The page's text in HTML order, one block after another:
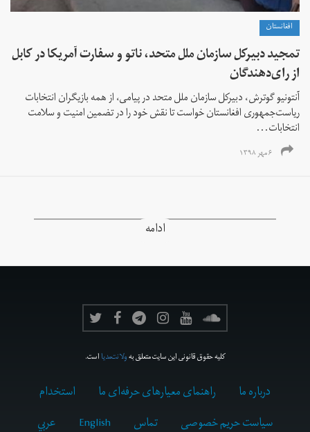
افغانستان
تمجید دبیرکل سازمان ملل متحد، ناتو و سفارت آمریکا در کابل
از رای‌دهندگان
آنتونیو گوترش، دبیرکل سازمان ملل متحد در پیامی، از همه بازیگران انتخابات
ریاست‌جمهوری افغانستان خواست تا نقش خود را در تضمین امنیت و سلامت
انتخابات...
۶ مهر ۱۳۹۸
ادامه
کلیه حقوق قانونی این سایت متعلق بهولانت‌مدیااست.
درباره ما راهنمای معیارهای حرفه‌ای ما
استخدام
سیاست حریم خصوصی
تماس English عربي